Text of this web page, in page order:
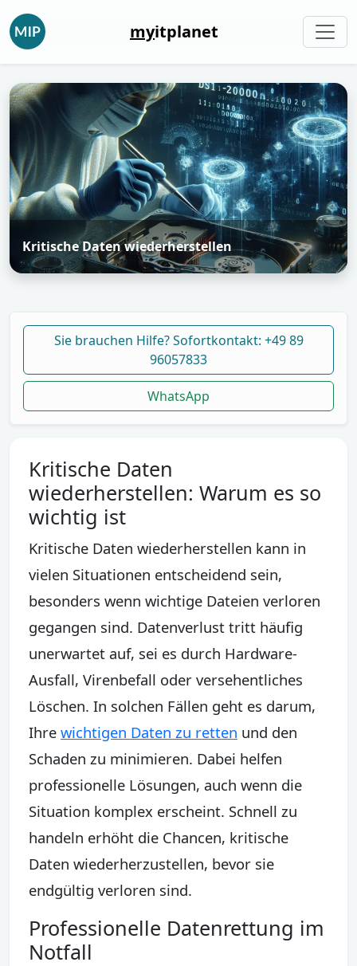
myitplanet
Kritische Daten wiederherstellen
Sie brauchen Hilfe? Sofortkontakt: +49 89
96057833
WhatsApp
Kritische Daten
wiederherstellen: Warum es so
wichtig ist
Kritische Daten wiederherstellen kann in
vielen Situationen entscheidend sein,
besonders wenn wichtige Dateien verloren
gegangen sind. Datenverlust tritt häufig
unerwartet auf, sei es durch Hardware-
Ausfall, Virenbefall oder versehentliches
Löschen. In solchen Fällen geht es darum,
Ihre wichtigen Daten zu retten und den
Schaden zu minimieren. Dabei helfen
professionelle Lösungen, auch wenn die
Situation komplex erscheint. Schnell zu
handeln erhöht die Chancen, kritische
Daten wiederherzustellen, bevor sie
endgültig verloren sind.
Professionelle Datenrettung im
Notfall